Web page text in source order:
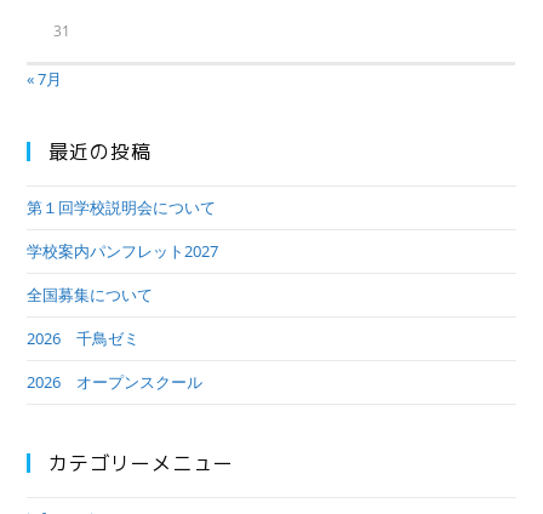
31
« 7月
最近の投稿
第１回学校説明会について
学校案内パンフレット2027
全国募集について
2026 千鳥ゼミ
2026 オープンスクール
カテゴリーメニュー